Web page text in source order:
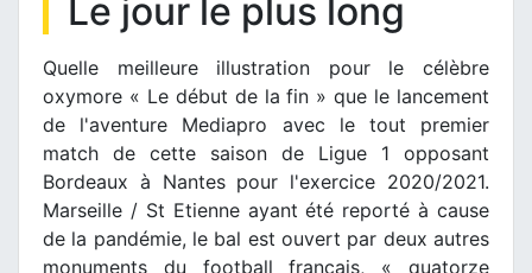
Le jour le plus long
Quelle meilleure illustration pour le célèbre
oxymore « Le début de la fin » que le lancement
de l'aventure Mediapro avec le tout premier
match de cette saison de Ligue 1 opposant
Bordeaux à Nantes pour l'exercice 2020/2021.
Marseille / St Etienne ayant été reporté à cause
de la pandémie, le bal est ouvert par deux autres
monuments du football français, « quatorze